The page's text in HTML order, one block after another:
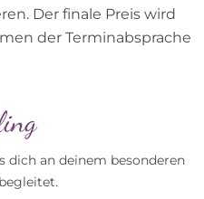
dich an deinem besonderen
Der finale Preis wird
der Terminabsprache